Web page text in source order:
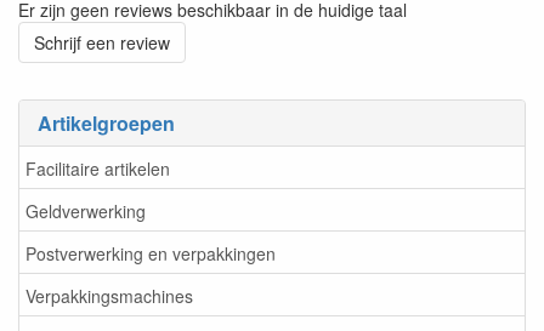
Artikelgroepen
Facilitaire artikelen
Geldverwerking
Postverwerking en verpakkingen
Verpakkingsmachines
Er zijn geen reviews beschikbaar in de huidige taal
Schrijf een review